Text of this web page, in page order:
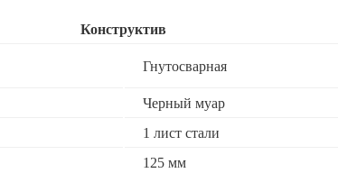
Конструктив
Гнутосварная
Черный муар
1 лист стали
125 мм